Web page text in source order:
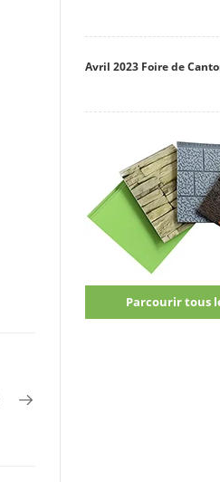
Avril 2023 Foire de
Parcourir tous